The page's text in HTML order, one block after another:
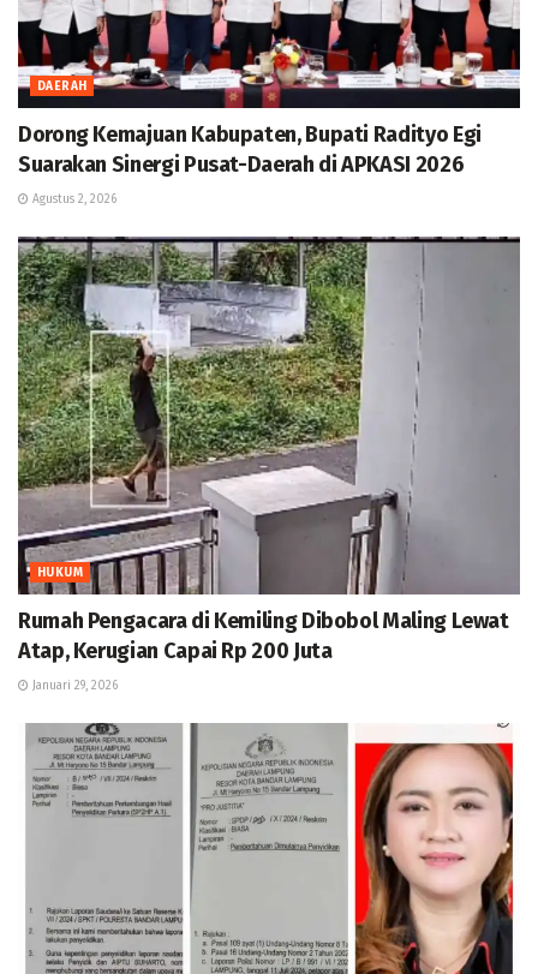
DAERAH
Dorong Kemajuan Kabupaten, Bupati Radityo Egi
Suarakan Sinergi Pusat-Daerah di APKASI 2026
Agustus 2, 2026
HUKUM
Rumah Pengacara di Kemiling Dibobol Maling Lewat
Atap, Kerugian Capai Rp 200 Juta
Januari 29, 2026